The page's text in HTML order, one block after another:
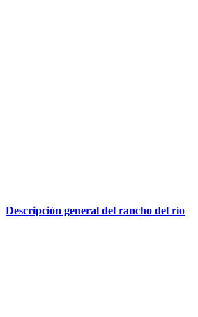
Descripción general del rancho del río